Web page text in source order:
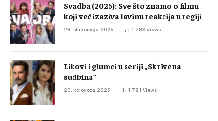
Svadba (2026): Sve što znamo o filmu
koji već izaziva lavinu reakcija u regiji
28. studenoga 2025. 1.783 Views
Likovi i glumci u seriji „Skrivena
sudbina“
20. kolovoza 2025. 1.781 Views